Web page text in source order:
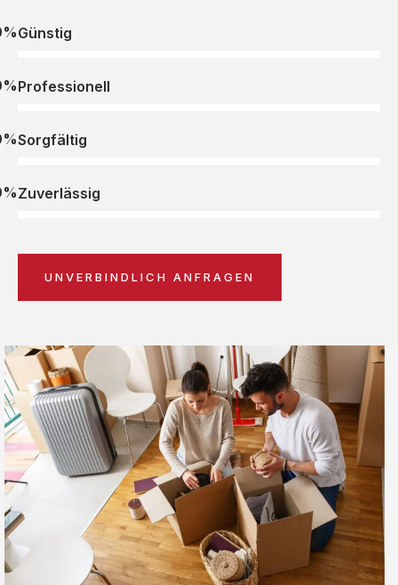
Günstig
Professionell
Sorgfältig
Zuverlässig
UNVERBINDLICH ANFRAGEN